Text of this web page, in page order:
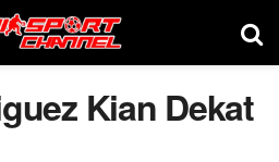
Kian Dekat